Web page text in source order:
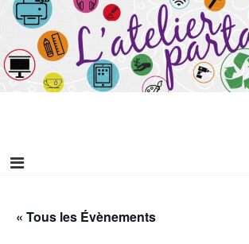
Aller
contenu
L'atelier partagé
« Tous les Évènements